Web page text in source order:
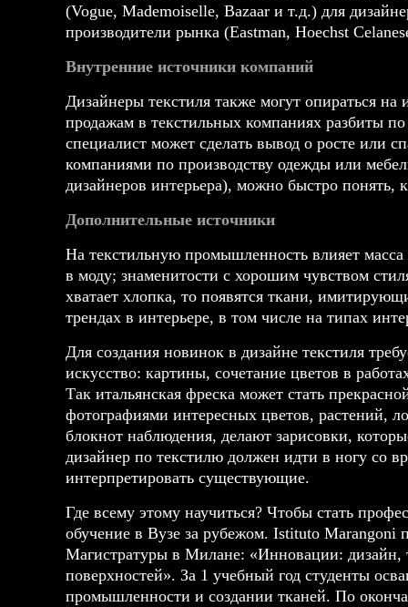
(Vogue, Mademoiselle, Bazaar и т.д.) для
производители рынка (Eastman, Hoechst
Внутренние источники компаний
Дизайнеры текстиля также могут опираться
продажам в текстильных компаниях разбиты
специалист может сделать вывод о росте или
компаниями по производству одежды или
дизайнеров интерьера), можно быстро понять,
Дополнительные источники
На текстильную промышленность влияет
в моду; знаменитости с хорошим чувством
хватает хлопка, то появятся ткани,
трендах в интерьере, в том числе на типах
Для создания новинок в дизайне текстиля
искусство: картины, сочетание цветов в
Так итальянская фреска может стать
фотографиями интересных цветов, растений,
блокнот наблюдения, делают зарисовки,
дизайнер по текстилю должен идти в ногу со
интерпретировать существующие.
Где всему этому научиться? Чтобы стать
обучение в Вузе за рубежом. Istituto Marangoni
Магистратуры в Милане: «Инновации: дизайн,
поверхностей». За 1 учебный год студенты
промышленности и создании тканей. По